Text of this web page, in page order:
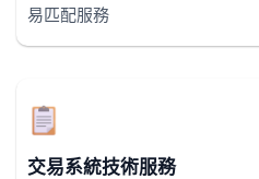
易匹配服務
交易系統技術服務